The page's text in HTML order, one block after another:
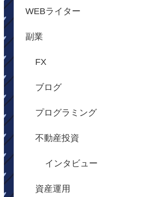
WEBライター
副業
FX
ブログ
プログラミング
不動産投資
インタビュー
資産運用